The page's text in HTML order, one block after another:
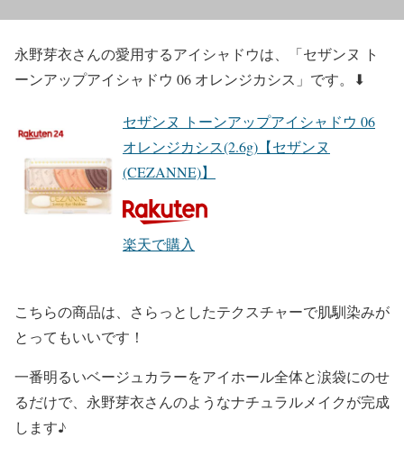
永野芽衣さんの愛用するアイシャドウは、
「セザンヌ ト
ーンアップアイシャドウ 06 オレンジカシス」 です。⬇︎
セザンヌ トーンアップアイシャドウ 06
オレンジカシス(2.6g)【セザンヌ
(CEZANNE)】
楽天で購入
こちらの商品は、 さらっとしたテクスチャーで肌馴染みが
とってもいいです！
一番明るいベージュカラーをアイホール全体と涙袋にのせ
るだけで、 永野芽衣さんのようなナチュラルメイクが完成
します♪